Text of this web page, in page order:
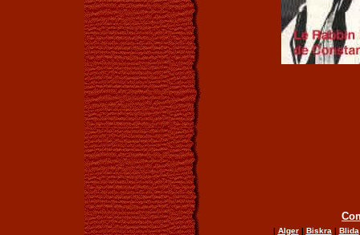
| Alger| Biskra | Blida